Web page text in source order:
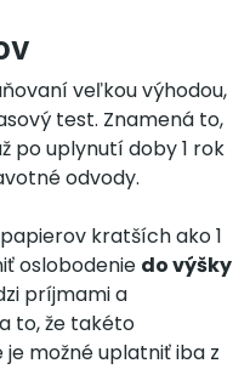
veľkou výhodou,
test. Znamená to,
po uplynutí doby 1 rok
odvody.
kratších ako 1
oslobodenie do výšky
príjmami a
to, že takéto
možné uplatniť iba z